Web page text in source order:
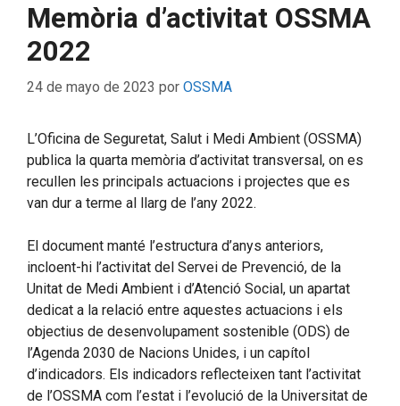
Memòria d’activitat OSSMA
2022
24 de mayo de 2023 por OSSMA
L’Oficina de Seguretat, Salut i Medi Ambient (OSSMA)
publica la quarta memòria d’activitat transversal, on es
recullen les principals actuacions i projectes que es
van dur a terme al llarg de l’any 2022.
El document manté l’estructura d’anys anteriors,
incloent-hi l’activitat del Servei de Prevenció, de la
Unitat de Medi Ambient i d’Atenció Social, un apartat
dedicat a la relació entre aquestes actuacions i els
objectius de desenvolupament sostenible (ODS) de
l’Agenda 2030 de Nacions Unides, i un capítol
d’indicadors. Els indicadors reflecteixen tant l’activitat
de l’OSSMA com l’estat i l’evolució de la Universitat de